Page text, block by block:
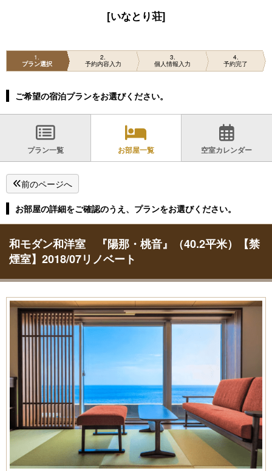
[いなとり荘]
1
プラン選択
2
予約内容入力
3
個人情報入力
4
予約完了
ご希望の宿泊プランをお選びください。
プラン一覧 お部屋一覧 空室カレンダー
前のページへ
お部屋の詳細をご確認のうえ、プランをお選びください。
和モダン和洋室 『陽那・桃音』（40.2平米）【禁
煙室】2018/07リノベート